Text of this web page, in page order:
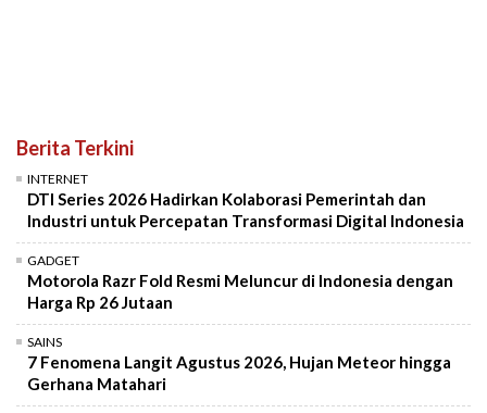
Berita Terkini
INTERNET
DTI Series 2026 Hadirkan Kolaborasi Pemerintah dan
Industri untuk Percepatan Transformasi Digital Indonesia
GADGET
Motorola Razr Fold Resmi Meluncur di Indonesia dengan
Harga Rp 26 Jutaan
SAINS
7 Fenomena Langit Agustus 2026, Hujan Meteor hingga
Gerhana Matahari